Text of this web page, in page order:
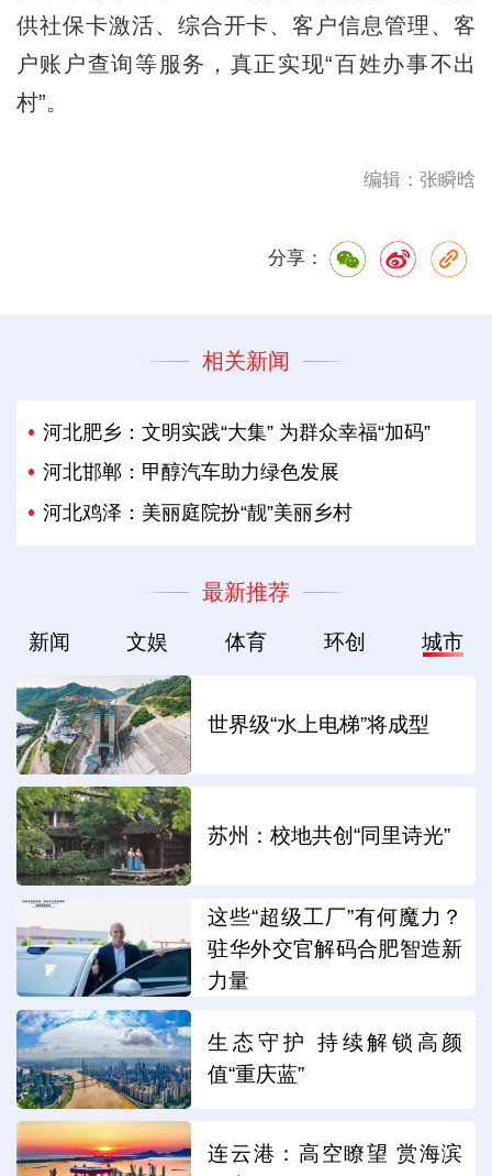
供社保卡激活、综合开卡、客户信息管理、客
户账户查询等服务，真正实现“百姓办事不出
村”。
编辑：张瞬晗
分享：
相关新闻
河北肥乡：文明实践“大集” 为群众幸福“加码”
河北邯郸：甲醇汽车助力绿色发展
河北鸡泽：美丽庭院扮“靓”美丽乡村
最新推荐
新闻 文娱 体育 环创 城市
世界级“水上电梯”将成型
苏州：校地共创“同里诗光”
这些“超级工厂”有何魔力？
驻华外交官解码合肥智造新
力量
生态守护 持续解锁高颜
值“重庆蓝”
连云港：高空瞭望 赏海滨